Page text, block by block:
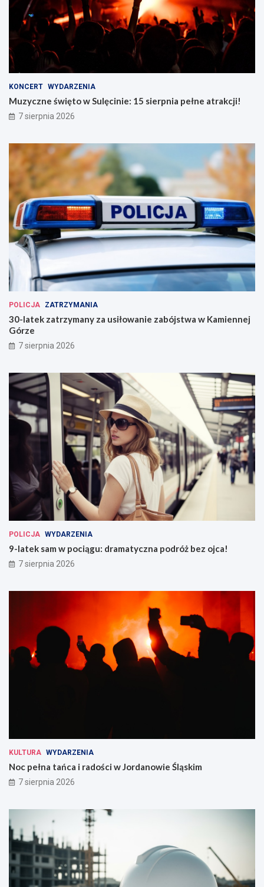
KONCERT WYDARZENIA
Muzyczne święto w Sulęcinie: 15 sierpnia pełne atrakcji!
7 sierpnia 2026
POLICJA ZATRZYMANIA
30-latek zatrzymany za usiłowanie zabójstwa w Kamiennej
Górze
7 sierpnia 2026
POLICJA WYDARZENIA
9-latek sam w pociągu: dramatyczna podróż bez ojca!
7 sierpnia 2026
KULTURA WYDARZENIA
Noc pełna tańca i radości w Jordanowie Śląskim
7 sierpnia 2026